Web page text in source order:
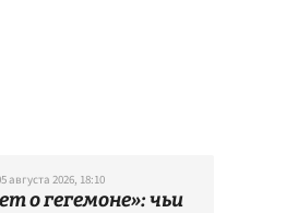
августа 2026, 18:10
о гегемоне»: чьи